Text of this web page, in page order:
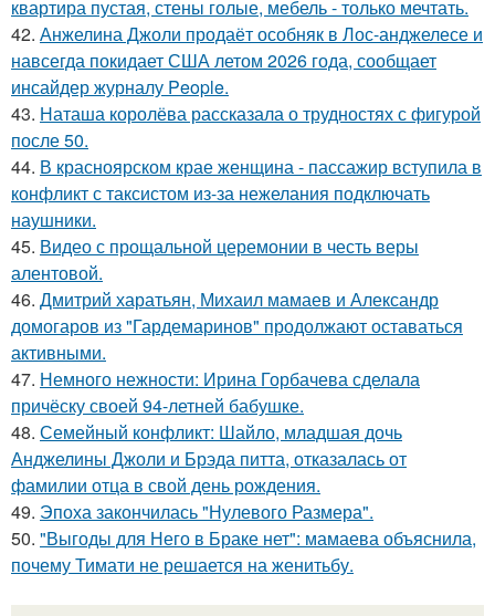
квартира пустая, стены голые, мебель - только мечтать.
42. Анжелина Джоли продаёт особняк в Лос-анджелесе и
навсегда покидает США летом 2026 года, сообщает
инсайдер журналу People.
43. Наташа королёва рассказала о трудностях с фигурой
после 50.
44. В красноярском крае женщина - пассажир вступила в
конфликт с таксистом из-за нежелания подключать
наушники.
45. Видео с прощальной церемонии в честь веры
алентовой.
46. Дмитрий харатьян, Михаил мамаев и Александр
домогаров из "Гардемаринов" продолжают оставаться
активными.
47. Немного нежности: Ирина Горбачева сделала
причёску своей 94-летней бабушке.
48. Семейный конфликт: Шайло, младшая дочь
Анджелины Джоли и Брэда питта, отказалась от
фамилии отца в свой день рождения.
49. Эпоха закончилась "Нулевого Размера".
50. "Выгоды для Него в Браке нет": мамаева объяснила,
почему Тимати не решается на женитьбу.